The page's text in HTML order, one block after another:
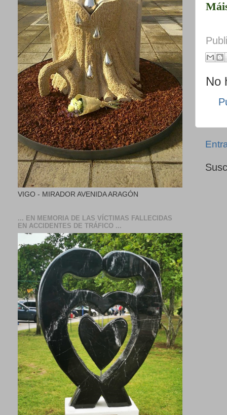
No
VIGO - MIRADOR AVENIDA ARAGÓN
... EN MEMORIA DE LAS VÍCTIMAS FALLECIDAS
EN ACCIDENTES DE TRÁFICO ...